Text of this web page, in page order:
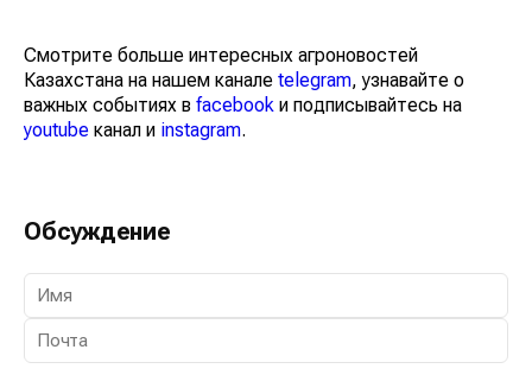
Смотрите больше интересных агроновостей
Казахстана на нашем канале telegram, узнавайте о
важных событиях в facebook и подписывайтесь на
youtube канал и instagram.
Обсуждение